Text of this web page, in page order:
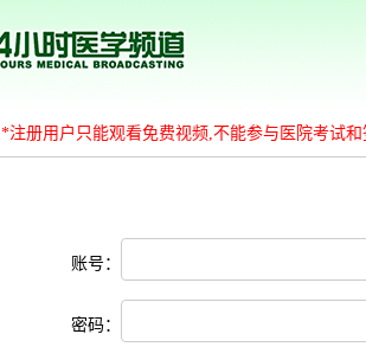
*注册用户只能观看免费视频,不能参与医院考试和
账号：
密码：